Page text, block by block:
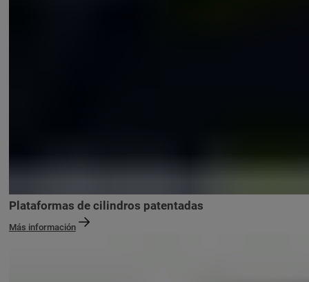
Plataformas de cilindros patentadas
Más información